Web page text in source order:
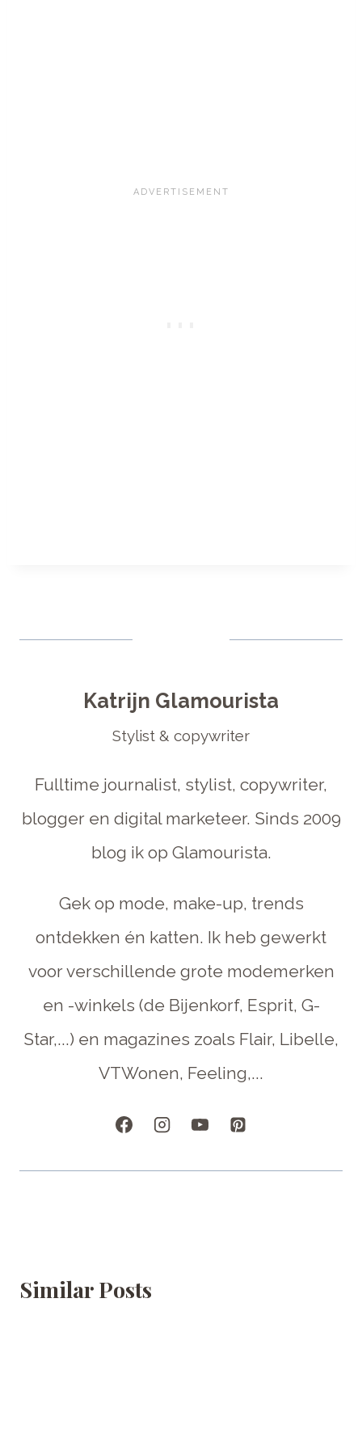
Katrijn Glamourista
Stylist & copywriter
Fulltime journalist, stylist, copywriter,
blogger en digital marketeer. Sinds 2009
blog ik op Glamourista.
Gek op mode, make-up, trends
ontdekken én katten. Ik heb gewerkt
voor verschillende grote modemerken
en -winkels (de Bijenkorf, Esprit, G-
Star,...) en magazines zoals Flair, Libelle,
VTWonen, Feeling,...
Similar Posts